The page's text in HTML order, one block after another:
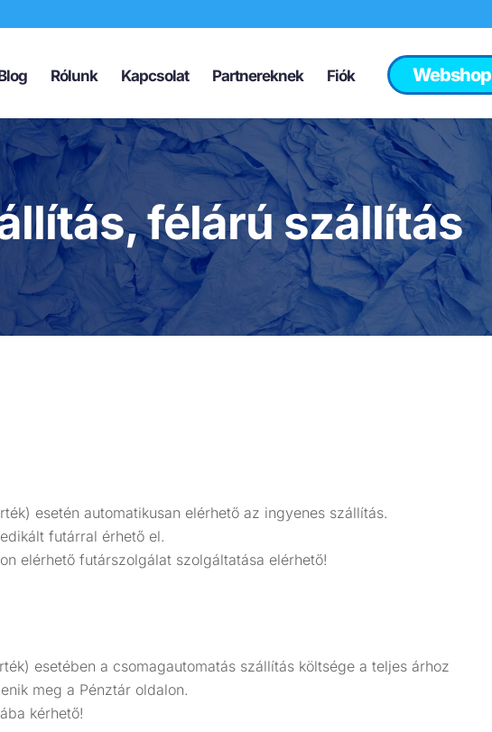
Rólunk Kapcsolat Partnereknek Fiók Webshop
félárú szállítás
esetén automatikusan elérhető az ingyenes szállítás.
futárral érhető el.
elérhető futárszolgálat szolgáltatása elérhető!
esetében a csomagautomatás szállítás költsége a teljes árhoz
meg a Pénztár oldalon.
kérhető!